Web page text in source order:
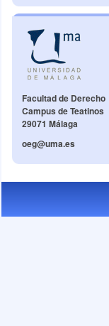
Facultad de Derecho
Campus de Teatinos
29071 Málaga
oeg@uma.es